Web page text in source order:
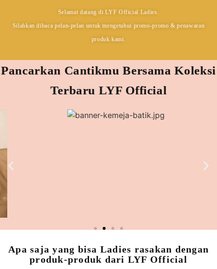
Selamat datang di LYF Official Ladies.
Silahkan dibaca pelan-pelan untuk mengetahui promo-promo & penawaran
produk kami.
Pancarkan Cantikmu Bersama Koleksi
Terbaru LYF Official
Apa saja yang bisa Ladies rasakan dengan
produk-produk dari LYF Official